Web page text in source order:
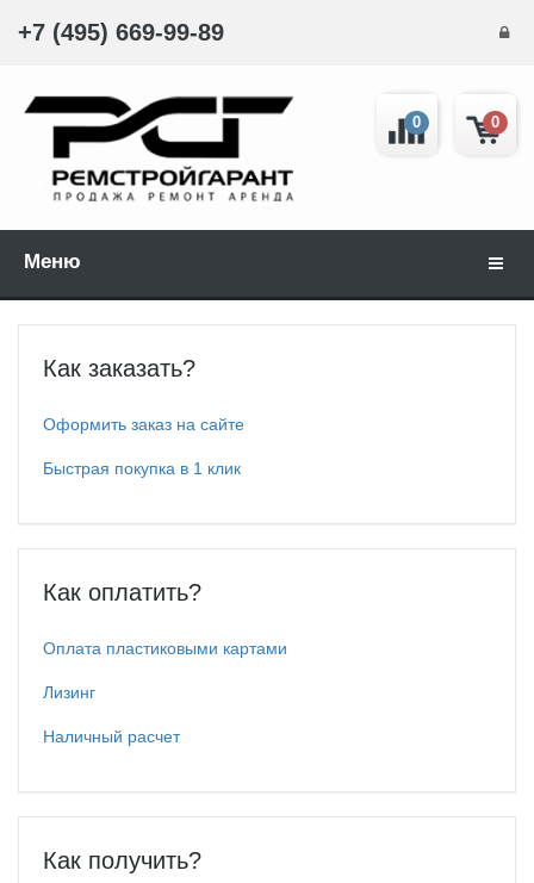
+7 (495) 669-99-89
0
0
Меню
Как заказать?
Оформить заказ на сайте
Быстрая покупка в 1 клик
Как оплатить?
Оплата пластиковыми картами
Лизинг
Наличный расчет
Как получить?